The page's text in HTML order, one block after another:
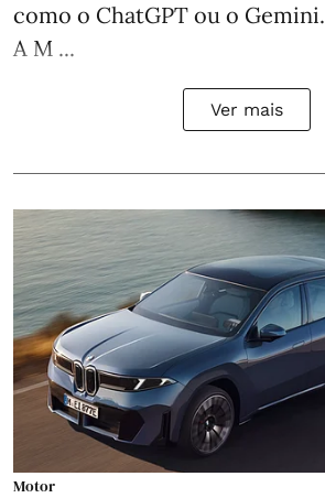
como o ChatGPT ou o Gemini.
A M ...
Ver mais
Motor